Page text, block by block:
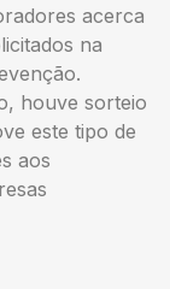
acerca
na
houve sorteio
este tipo de
aos